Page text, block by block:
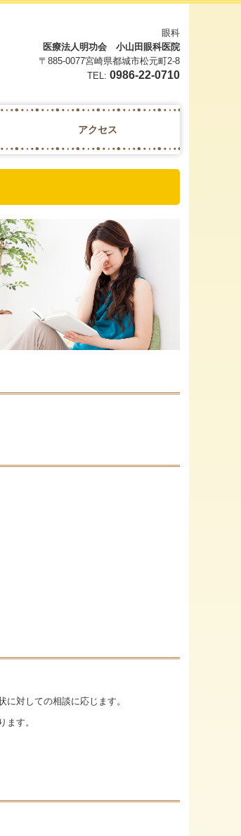
眼科
医療法人明功会 小山田眼科医院
〒885-0077宮崎県都城市松元町2-8
TEL: 0986-22-0710
アクセス
対しての相談に応じます。
す。